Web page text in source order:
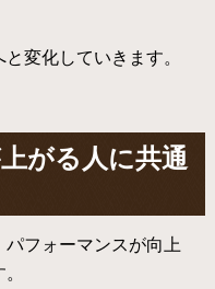
変化していきます。
がる人に共通
フォーマンスが向上